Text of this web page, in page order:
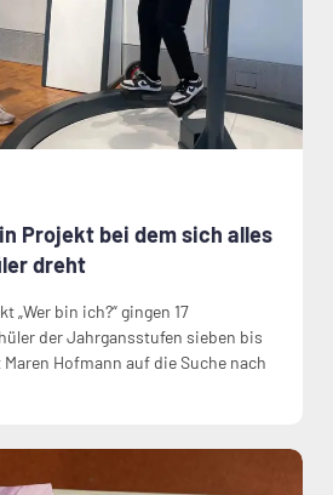
Projekt bei dem sich alles
dreht
„Wer bin ich?“ gingen 17
der Jahrgansstufen sieben bis
Hofmann auf die Suche nach